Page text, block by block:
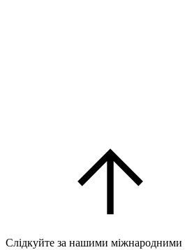
Слідкуйте за нашими міжнародними